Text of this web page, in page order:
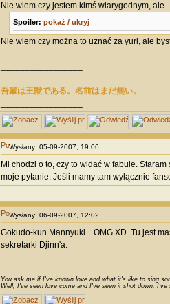
Nie wiem czy jestem kimś wiarygodnym, ale
Spoiler: pokaż / ukryj
Nie wiem czy można to uznać za yuri, ale
吾輩は王獣である。名前はまだ無い。
Wysłany: 05-09-2007, 19:06
Mi chodzi o to, czy to widać w fabule.
moje pytanie. Jeśli mamy tam wyłącznie
Wysłany: 06-09-2007, 12:02
Gokudo-kun Mannyuki... OMG XD. Tu jest
sekretarki Djinn'a.
You ask me if I've known love and what it's like to sing
Well, I've seen love come and I've seen it shot down, I've